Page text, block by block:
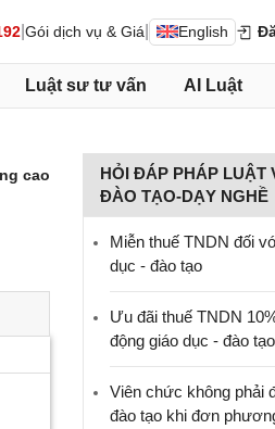
Gói dịch vụ & Giá English
Luật sư tư vấn AI Luật
cao
HỎI ĐÁP PHÁP LUẬT
ĐÀO TẠO-DẠY NGHỀ
Miễn thuế TNDN đối
dục - đào tạo
Ưu đãi thuế TNDN
động giáo dục - đào tạo
Viên chức không phải
đào tạo khi đơn